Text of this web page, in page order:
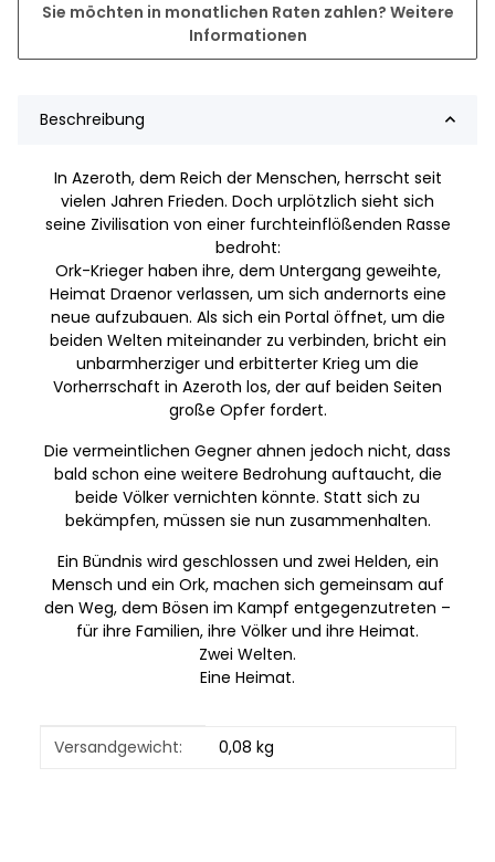
Sie möchten in monatlichen Raten zahlen? Weitere
Informationen
Beschreibung
In Azeroth, dem Reich der Menschen, herrscht seit
vielen Jahren Frieden. Doch urplötzlich sieht sich
seine Zivilisation von einer furchteinflößenden Rasse
bedroht:
Ork-Krieger haben ihre, dem Untergang geweihte,
Heimat Draenor verlassen, um sich andernorts eine
neue aufzubauen. Als sich ein Portal öffnet, um die
beiden Welten miteinander zu verbinden, bricht ein
unbarmherziger und erbitterter Krieg um die
Vorherrschaft in Azeroth los, der auf beiden Seiten
große Opfer fordert.
Die vermeintlichen Gegner ahnen jedoch nicht, dass
bald schon eine weitere Bedrohung auftaucht, die
beide Völker vernichten könnte. Statt sich zu
bekämpfen, müssen sie nun zusammenhalten.
Ein Bündnis wird geschlossen und zwei Helden, ein
Mensch und ein Ork, machen sich gemeinsam auf
den Weg, dem Bösen im Kampf entgegenzutreten –
für ihre Familien, ihre Völker und ihre Heimat.
Zwei Welten.
Eine Heimat.
Produkteigenschaft
Wert
Versandgewicht: 0,08 kg